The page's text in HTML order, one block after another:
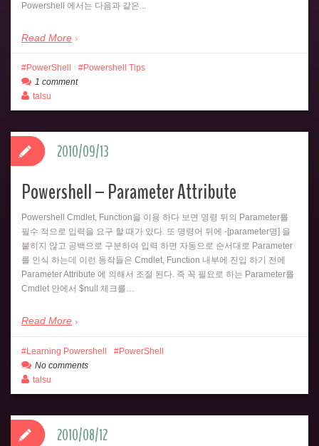
Powershell 에서는 다음과 같은...
Read More
PowerShell
Powershell Tips
1 comment
talsu
Powershell – Parameter Attribute
Powershell Cmdlet, Function을 이용 하다 보면 명령 뒤의 Parameter를
필수 적으로 입력을 요구 할 때가 있다. 또 명령어 뒤에 -[parameter명] 을
붙히지 않고 공백으로 구분하여 입력 하면 자동으로 순서대로 Parameter
를 인식 하는데 이런 동작들은 Cmdlet, Function 내부에 진입 하기 전에
Parameter Attribute 에 의해서 조절 된다. 즉 꼭 필요로 하는 Parameter를
Cmdlet 안에서 $null 체크를…
Read More
2010/09/13
Learning Powershell
PowerShell
No comments
talsu
2010/08/12